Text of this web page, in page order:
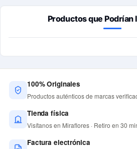
Productos que Podrían
100% Originales
Productos auténticos de marcas
Tienda física
Visítanos en Miraflores · Retiro en 30
Factura electrónica